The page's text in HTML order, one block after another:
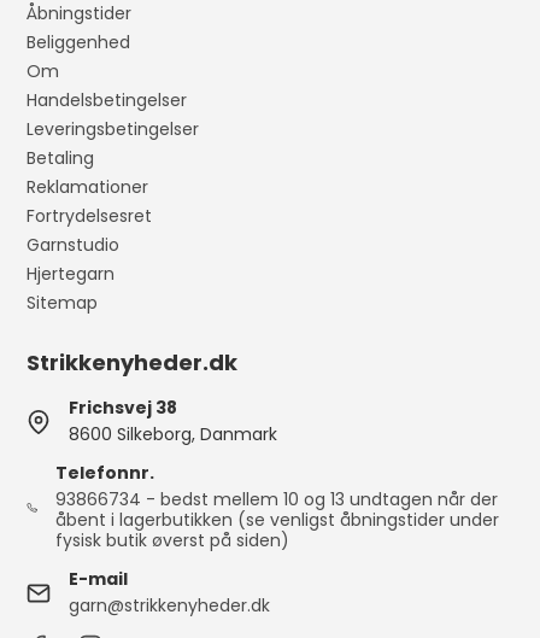
Åbningstider
Beliggenhed
Om
Handelsbetingelser
Leveringsbetingelser
Betaling
Reklamationer
Fortrydelsesret
Garnstudio
Hjertegarn
Sitemap
Strikkenyheder.dk
Frichsvej 38
8600 Silkeborg, Danmark
Telefonnr.
93866734 - bedst mellem 10 og 13 undtagen når der
åbent i lagerbutikken (se venligst åbningstider under
fysisk butik øverst på siden)
E-mail
garn@strikkenyheder.dk